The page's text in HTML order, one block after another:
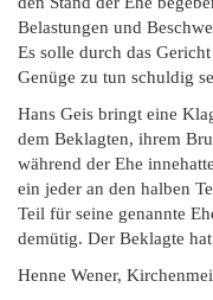
Belastungen und
Es solle durch das
Genüge zu tun schuldig
Hans Geis bringt eine
dem Beklagten, ihrem
während der Ehe
ein jeder an den halben
Teil für seine genannte
demütig. Der Beklagte
Henne Wener,